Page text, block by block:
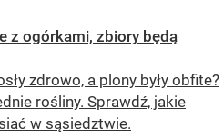
z ogórkami, zbiory będą
zdrowo, a plony były obfite?
rośliny. Sprawdź, jakie
w sąsiedztwie.